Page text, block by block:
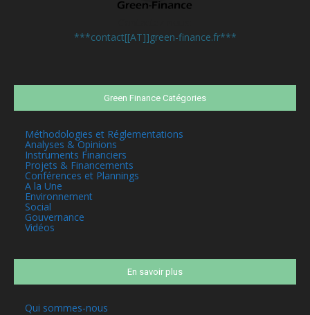
***contact[[AT]]green-finance.fr***
Green Finance Catégories
Méthodologies et Réglementations
Analyses & Opinions
Instruments Financiers
Projets & Financements
Conférences et Plannings
A la Une
Environnement
Social
Gouvernance
Vidéos
En savoir plus
Qui sommes-nous